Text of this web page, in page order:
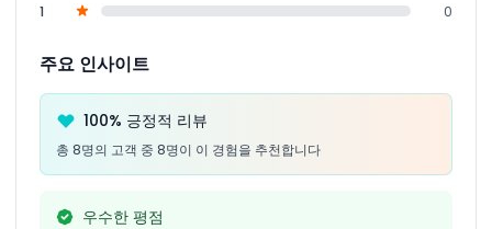
1
0
주요 인사이트
100% 긍정적 리뷰
총 8명의 고객 중 8명이 이 경험을 추천합니다
우수한 평점